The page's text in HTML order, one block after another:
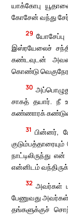
யாக்கோபு
கோசேன் வந்து
29
இஸ்ரயேலைச்
கண்டவுடன்
கொண்டு
30
சாகத் தயார். நீ
கண்ணாரக்
31 பின்னர்,
நாட்டிலிருந்து
என்னிடம்
32 அவர்கள்
பேணுவது
தங்களுக்குச்